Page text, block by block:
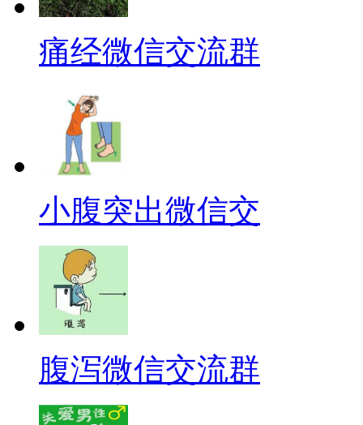
痛经微信交流群
小腹突出微信交
腹泻微信交流群